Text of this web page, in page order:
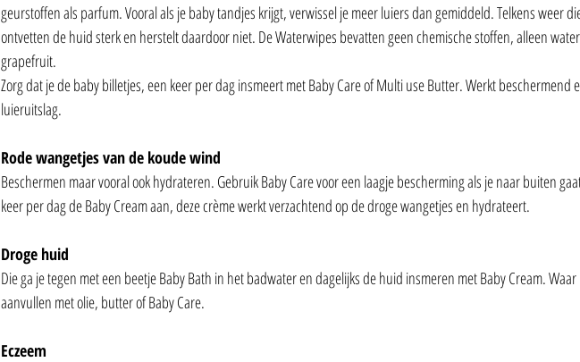
geurstoffen als parfum. Vooral als je baby tandjes krijgt, verwissel je meer luiers dan gemiddeld. Telkens weer
ontvetten de huid sterk en herstelt daardoor niet. De Waterwipes bevatten geen chemische stoffen, alleen
grapefruit.
Zorg dat je de baby billetjes, een keer per dag insmeert met Baby Care of Multi use Butter. Werkt beschermend
luieruitslag.
Rode wangetjes van de koude wind
Beschermen maar vooral ook hydrateren. Gebruik Baby Care voor een laagje bescherming als je naar buiten
keer per dag de Baby Cream aan, deze crème werkt verzachtend op de droge wangetjes en hydrateert.
Droge huid
Die ga je tegen met een beetje Baby Bath in het badwater en dagelijks de huid insmeren met Baby Cream.
aanvullen met olie, butter of Baby Care.
Eczeem